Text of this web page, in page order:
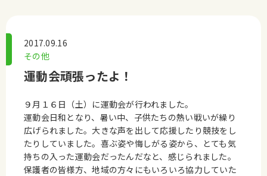
2017.09.16
その他
運動会頑張ったよ！
９月１６日（土）に運動会が行われました。
運動会日和となり、暑い中、子供たちの熱い戦いが繰り
広げられました。大きな声を出して応援したり競技をし
たりしていました。喜ぶ姿や悔しがる姿から、とても気
持ちの入った運動会だったんだなと、感じられました。
保護者の皆様方、地域の方々にもいろいろ協力していた